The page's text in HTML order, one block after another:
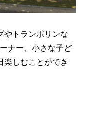
やトランポリンな
ナー、小さな子ど
楽しむことができ